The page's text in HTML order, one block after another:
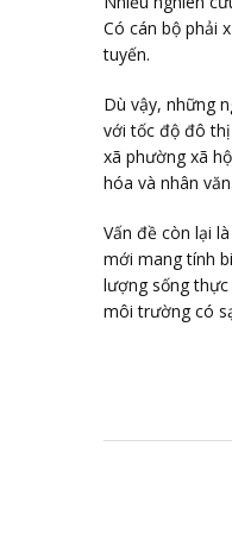
Có cán bộ phải
tuyến.
Dù vậy, những
với tốc độ đô thị
xã phường xã
hóa và nhân văn.
Vấn đề còn lại
mới mang tính
lượng sống
môi trường có